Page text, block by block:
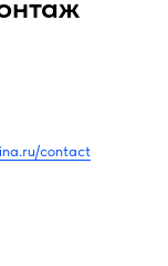
contact